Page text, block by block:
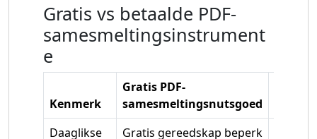
Gratis vs betaalde PDF-
samesmeltingsinstrument
e
Kenmerk
Gratis PDF-
samesmeltingsnutsgoed
Daaglikse
Gratis gereedskap beperk